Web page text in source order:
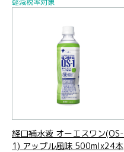
軽減税率対象
経口補水液 オーエスワン(OS-
1) アップル風味 500mlx24本